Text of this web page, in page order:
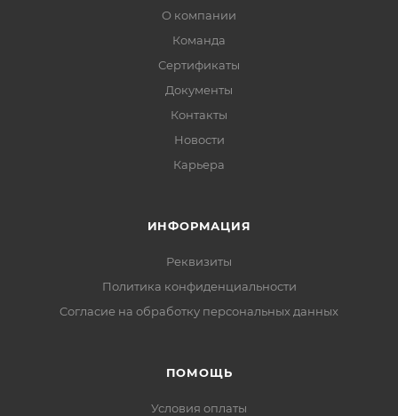
О компании
Команда
Сертификаты
Документы
Контакты
Новости
Карьера
ИНФОРМАЦИЯ
Реквизиты
Политика конфиденциальности
Cогласие на обработку персональных данных
ПОМОЩЬ
Условия оплаты